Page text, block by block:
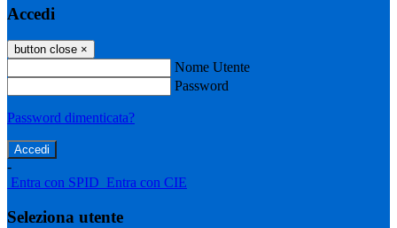
Accedi
button close ×
Nome Utente
Password
Password dimenticata?
-
Entra con SPID Entra con CIE
Seleziona utente